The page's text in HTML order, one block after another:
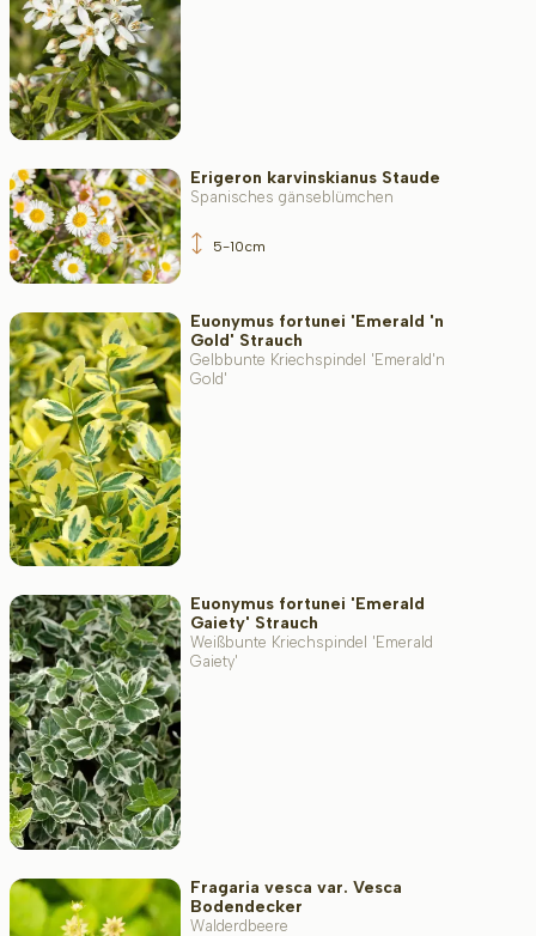
Erigeron karvinskianus Staude
Spanisches gänseblümchen
5-10cm
Euonymus fortunei 'Emerald 'n
Gold' Strauch
Gelbbunte Kriechspindel 'Emerald'n
Gold'
Euonymus fortunei 'Emerald
Gaiety' Strauch
Weißbunte Kriechspindel 'Emerald
Gaiety'
Fragaria vesca var. Vesca
Bodendecker
Walderdbeere